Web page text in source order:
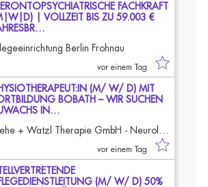
FACHKRAFT
| VOLLZEIT BIS ZU 59.003 €
Berlin Frohnau
vor einem Tag
(M/ W/ D) MIT
BOBATH – WIR SUCHEN
IN…
vor einem Tag
(M/ W/ D) 50%